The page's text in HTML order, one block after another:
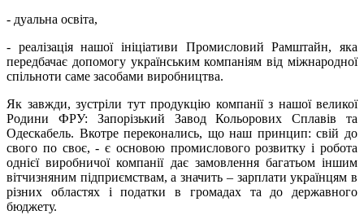
- дуальна освіта,
- реалізація нашої ініціативи Промисловий Рамштайн, яка
передбачає допомогу українським компаніям від міжнародної
спільноти саме засобами виробництва.
Як завжди, зустріли тут продукцію компанії з нашої великої
Родини ФРУ: Запорізький Завод Кольорових Сплавів та
Одескабель. Вкотре переконались, що наш принцип: свій до
свого по своє, - є основою промислового розвитку і робота
однієї виробничої компанії дає замовлення багатьом іншим
вітчизняним підприємствам, а значить – зарплати українцям в
різних областях і податки в громадах та до державного
бюджету.